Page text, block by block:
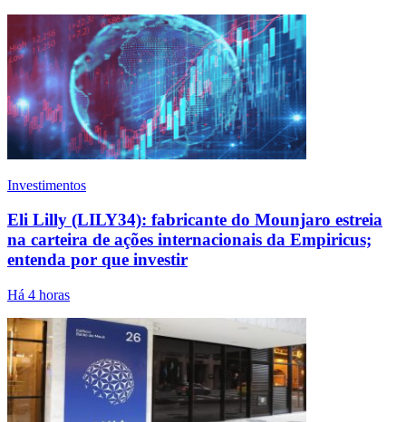
Investimentos
Eli Lilly (LILY34): fabricante do Mounjaro estreia
na carteira de ações internacionais da Empiricus;
entenda por que investir
Há 4 horas